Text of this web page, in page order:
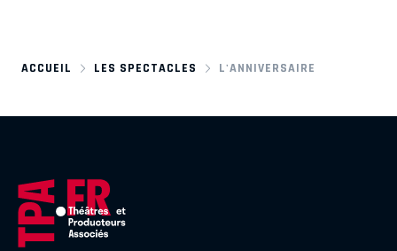
ACCUEIL LES SPECTACLES L'ANNIVERSAIRE